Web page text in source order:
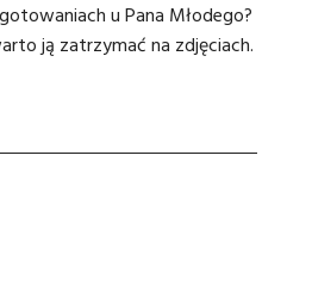
u Pana Młodego?
ją zatrzymać na zdjęciach.